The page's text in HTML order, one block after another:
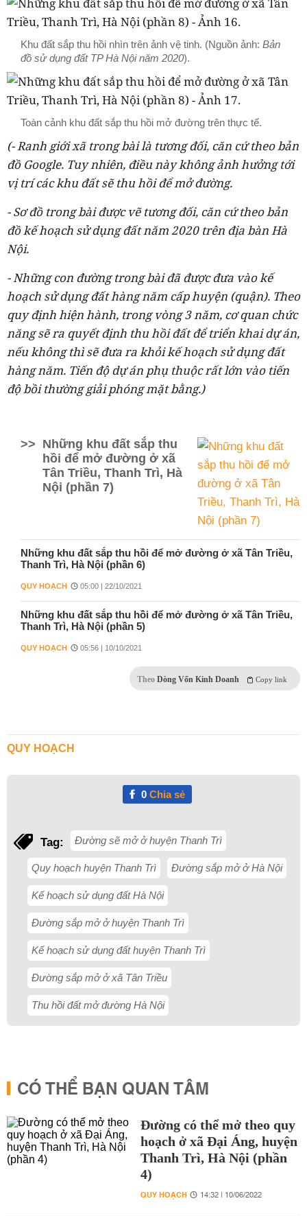
Khu đất sắp thu hồi nhìn trên ảnh vệ tinh. (Nguồn ảnh: Bản
đồ sử dụng đất TP Hà Nội năm 2020).
Toàn cảnh khu đất sắp thu hồi mở đường trên thực tế.
(- Ranh giới xã trong bài là tương đối, căn cứ theo bản
đồ Google. Tuy nhiên, điều này không ảnh hưởng tới
vị trí các khu đất sẽ thu hồi để mở đường.
- Sơ đồ trong bài được vẽ tương đối, căn cứ theo bản
đồ kế hoạch sử dụng đất năm 2020 trên địa bàn Hà
Nội.
- Những con đường trong bài đã được đưa vào kế
hoạch sử dụng đất hàng năm cấp huyện (quận). Theo
quy định hiện hành, trong vòng 3 năm, cơ quan chức
năng sẽ ra quyết định thu hồi đất để triển khai dự án,
nếu không thì sẽ đưa ra khỏi kế hoạch sử dụng đất
hàng năm. Tiến độ dự án phụ thuộc rất lớn vào tiến
độ bồi thường giải phóng mặt bằng.)
>> Những khu đất sắp thu
hồi để mở đường ở xã
Tân Triều, Thanh Trì, Hà
Nội (phần 7)
Những khu đất sắp thu hồi để mở đường ở xã Tân Triều,
Thanh Trì, Hà Nội (phần 6)
QUY HOẠCH 05:00 | 22/10/2021
Những khu đất sắp thu hồi để mở đường ở xã Tân Triều,
Thanh Trì, Hà Nội (phần 5)
QUY HOẠCH 05:56 | 10/10/2021
Theo Dòng Vốn Kinh Doanh Copy link
QUY HOẠCH
0 Chia sẻ
Tag: Đường sẽ mở ở huyện Thanh Trì
Quy hoạch huyện Thanh Trì Đường sắp mở ở Hà Nội
Kế hoạch sử dụng đất Hà Nội
Đường sắp mở ở huyện Thanh Trì
Kế hoạch sử dụng đất huyện Thanh Trì
Đường sắp mở ở xã Tân Triều
Thu hồi đất mở đường Hà Nội
CÓ THỂ BẠN QUAN TÂM
Đường có thể mở theo quy
hoạch ở xã Đại Áng, huyện
Thanh Trì, Hà Nội (phần
4)
QUY HOẠCH 14:32 | 10/06/2022